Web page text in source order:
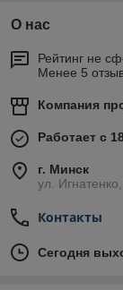
О нас
Рейтинг не
Менее 5
Компания
Работает с
г. Минск
ул.
Контакты
Сегодня